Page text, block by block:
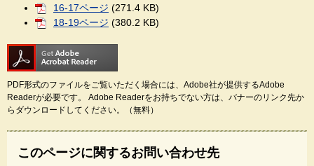
16-17ページ (271.4 KB)
18-19ページ (380.2 KB)
PDF形式のファイルをご覧いただく場合には、Adobe社が提供するAdobe
Readerが必要です。
Adobe Readerをお持ちでない方は、バナーのリンク先か
らダウンロードしてください。（無料）
このページに関するお問い合わせ先